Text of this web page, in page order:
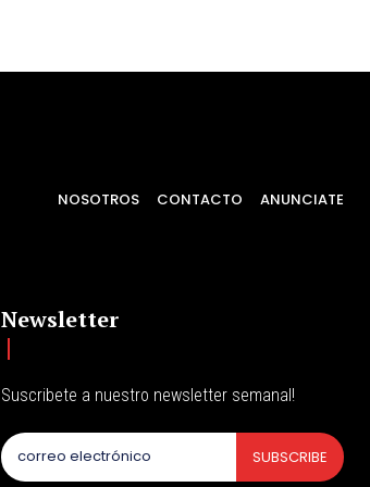
NOSOTROS CONTACTO ANUNCIATE
Newsletter
Suscribete a nuestro newsletter semanal!
SUBSCRIBE